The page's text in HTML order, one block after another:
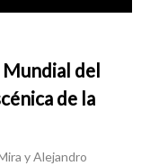
del
de la
y Alejandro